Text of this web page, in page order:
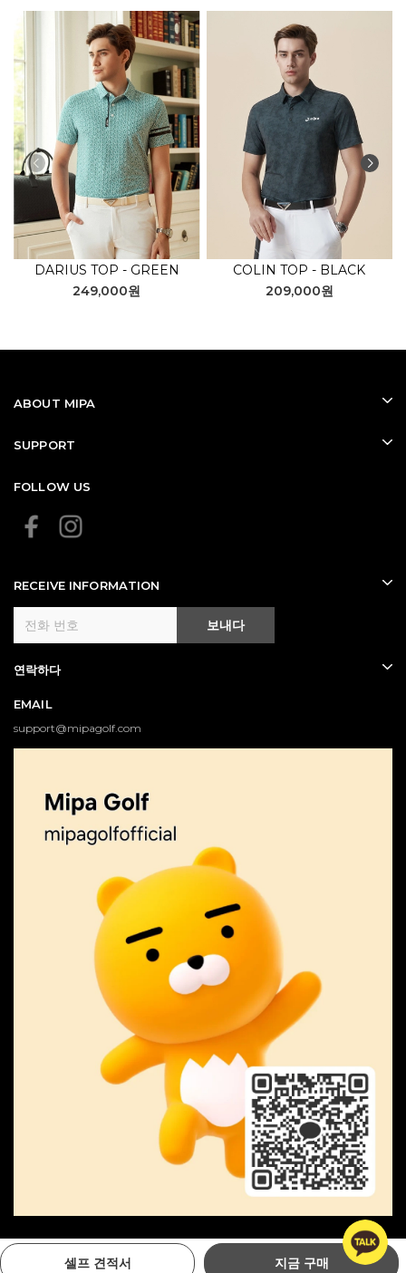
셀프 견적서 지금 구매
DARIUS TOP - GREEN
249,000원
COLIN TOP - BLACK
209,000원
ABOUT MIPA
SUPPORT
FOLLOW US
RECEIVE INFORMATION
보내다
연락하다
EMAIL
support@mipagolf.com
Copyright © MIPA GOLF. All Rights Reserved